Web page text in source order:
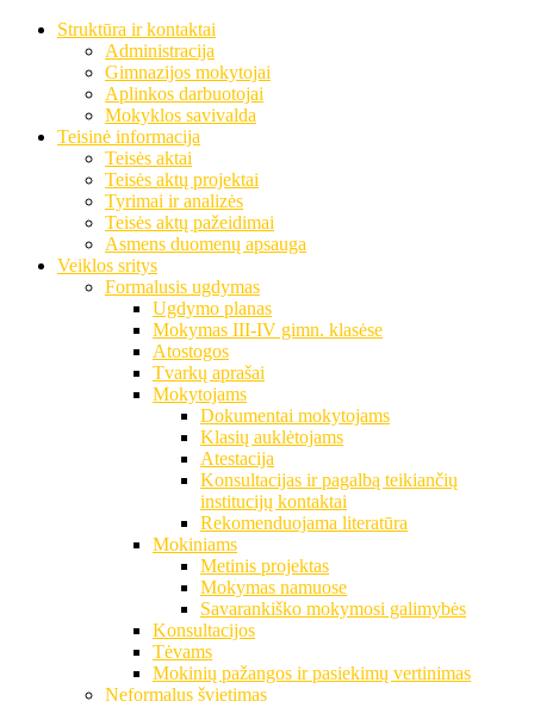
Struktūra ir kontaktai
Administracija
Gimnazijos mokytojai
Aplinkos darbuotojai
Mokyklos savivalda
Teisinė informacija
Teisės aktai
Teisės aktų projektai
Tyrimai ir analizės
Teisės aktų pažeidimai
Asmens duomenų apsauga
Veiklos sritys
Formalusis ugdymas
Ugdymo planas
Mokymas III-IV gimn. klasėse
Atostogos
Tvarkų aprašai
Mokytojams
Dokumentai mokytojams
Klasių auklėtojams
Atestacija
Konsultacijas ir pagalbą teikiančių
institucijų kontaktai
Rekomenduojama literatūra
Mokiniams
Metinis projektas
Mokymas namuose
Savarankiško mokymosi galimybės
Konsultacijos
Tėvams
Mokinių pažangos ir pasiekimų vertinimas
Neformalus švietimas